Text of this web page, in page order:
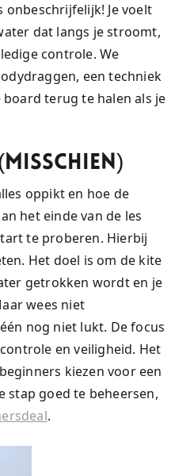
Je voelt
dat langs je stroomt,
controle. We
een techniek
terug te halen als je
oppikt en hoe de
het einde van de les
te proberen. Hierbij
Het doel is om de kite
getrokken wordt en je
wees niet
nog niet lukt. De focus
en veiligheid. Het
kiezen voor een
stap goed te beheersen,
.